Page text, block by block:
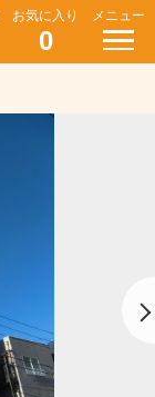
お気に入り
0
メニュー